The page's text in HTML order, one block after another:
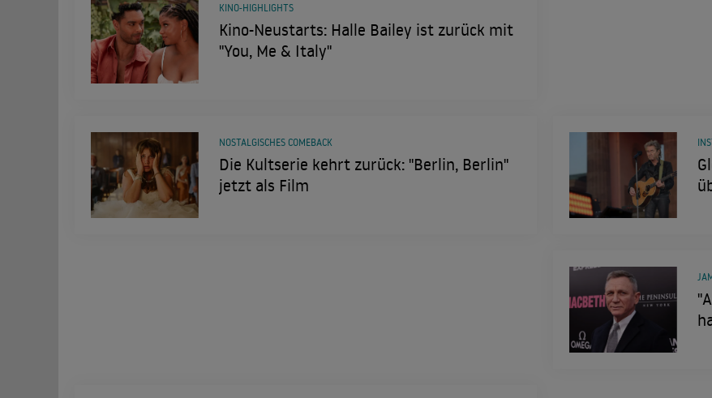
Kino-Neustarts: Halle Bailey ist zurück mit
"You, Me & Italy"
KINO-HIGHLIGHTS
Die Kultserie kehrt zurück: "Berlin, Berlin"
jetzt als Film
NOSTALGISCHES COMEBACK